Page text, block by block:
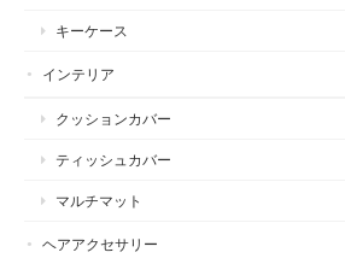
キーケース
インテリア
クッションカバー
ティッシュカバー
マルチマット
ヘアアクセサリー